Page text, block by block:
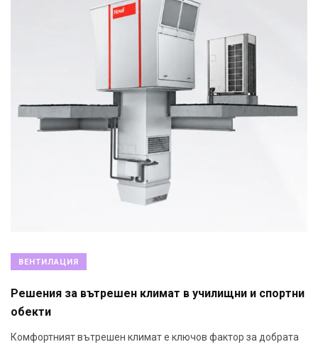
ВЕНТИЛАЦИЯ
Решения за вътрешен климат в училищни и спортни
обекти
Комфортният вътрешен климат е ключов фактор за добрата